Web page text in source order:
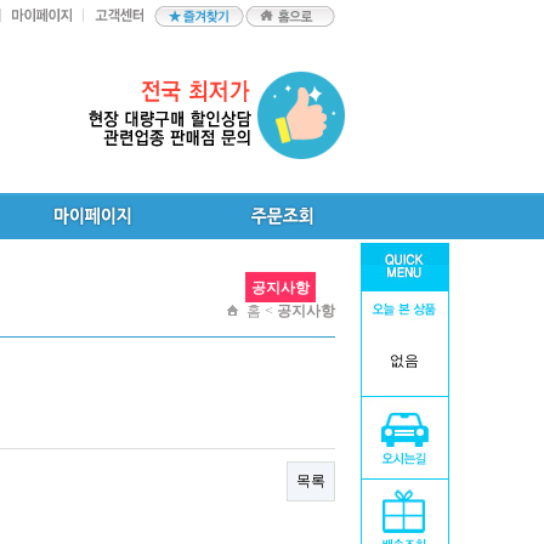
없음
홈 < 공지사항
공지사항
목록